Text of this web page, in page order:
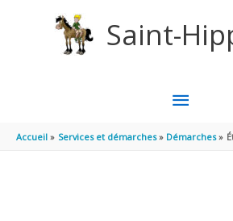
Saint-
MENU
Accueil Services et démarches Démarches